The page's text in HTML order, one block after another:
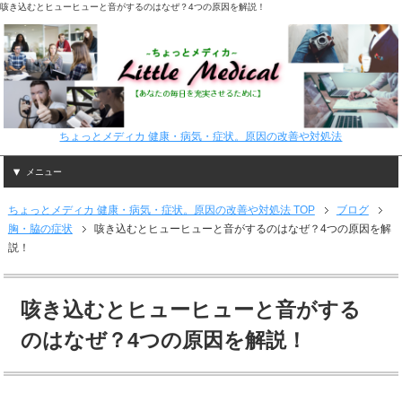
咳き込むとヒューヒューと音がするのはなぜ？4つの原因を解説！
ちょっとメディカ 健康・病気・症状。原因の改善や対処法
メニュー
ちょっとメディカ 健康・病気・症状。原因の改善や対処法 TOP
ブログ
胸・脇の症状
咳き込むとヒューヒューと音がするのはなぜ？4つの原因を解
説！
咳き込むとヒューヒューと音がする
のはなぜ？4つの原因を解説！